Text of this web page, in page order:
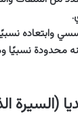
وابتعاده
محدودة نسبيًا
(السيرة